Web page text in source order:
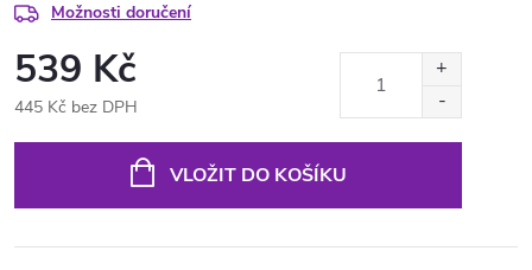
Možnosti doručení
539 Kč
445 Kč bez DPH
VLOŽIT DO KOŠÍKU